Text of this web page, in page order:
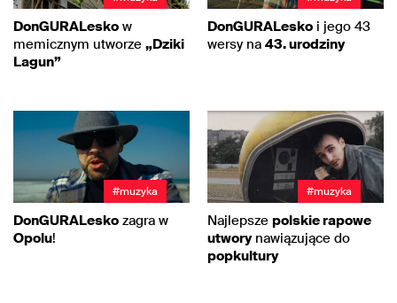
DonGURALesko w
memicznym utworze „Dziki
Lagun”
DonGURALesko i jego 43
wersy na 43. urodziny
#muzyka
DonGURALesko zagra w
Opolu!
#muzyka
Najlepsze polskie rapowe
utworynawiązujące do
popkultury